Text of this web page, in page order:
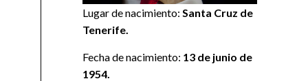
Lugar de nacimiento: Santa Cruz de
Tenerife.
Fecha de nacimiento: 13 de junio de
1954.